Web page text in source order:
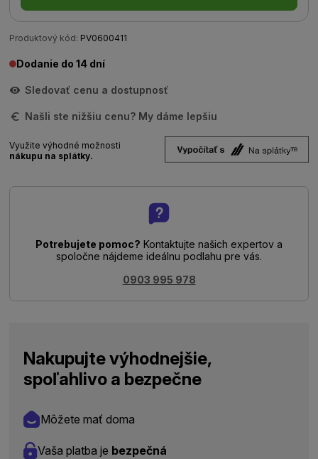
Produktový kód: PV0600411
Dodanie do 14 dní
Sledovať cenu a dostupnosť
Našli ste nižšiu cenu? My dáme lepšiu
Využite výhodné možnosti
nákupu na splátky.
Potrebujete pomoc? Kontaktujte našich expertov a
spoločne nájdeme ideálnu podlahu pre vás.
0903 995 978
Nakupujte výhodnejšie,
spoľahlivo a bezpečne
Môžete mať doma
Vaša platba je bezpečná